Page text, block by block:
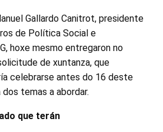
Gallardo Canitrot, presidente
de Política Social e
hoxe mesmo entregaron no
de xuntanza, que
celebrarse antes do 16 deste
temas a abordar.
que terán